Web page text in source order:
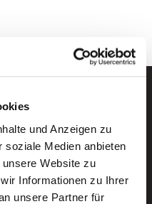
und Anzeigen zu
soziale Medien anbieten
Website zu
Informationen zu Ihrer
unsere Partner für
E-Mail.
von AWO